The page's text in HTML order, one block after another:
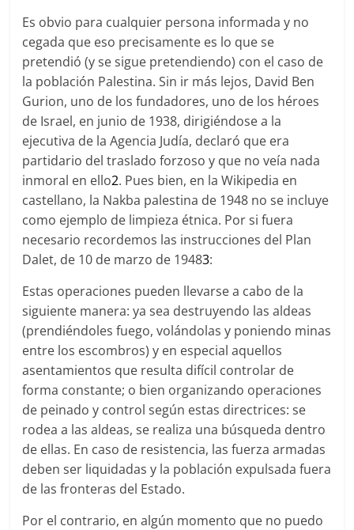
Es obvio para cualquier persona informada y no
cegada que eso precisamente es lo que se
pretendió (y se sigue pretendiendo) con el caso de
la población Palestina. Sin ir más lejos, David Ben
Gurion, uno de los fundadores, uno de los héroes
de Israel, en junio de 1938, dirigiéndose a la
ejecutiva de la Agencia Judía, declaró que era
partidario del traslado forzoso y que no veía nada
inmoral en ello2. Pues bien, en la Wikipedia en
castellano, la Nakba palestina de 1948 no se incluye
como ejemplo de limpieza étnica. Por si fuera
necesario recordemos las instrucciones del Plan
Dalet, de 10 de marzo de 19483:
Estas operaciones pueden llevarse a cabo de la
siguiente manera: ya sea destruyendo las aldeas
(prendiéndoles fuego, volándolas y poniendo minas
entre los escombros) y en especial aquellos
asentamientos que resulta difícil controlar de
forma constante; o bien organizando operaciones
de peinado y control según estas directrices: se
rodea a las aldeas, se realiza una búsqueda dentro
de ellas. En caso de resistencia, las fuerza armadas
deben ser liquidadas y la población expulsada fuera
de las fronteras del Estado.
Por el contrario, en algún momento que no puedo